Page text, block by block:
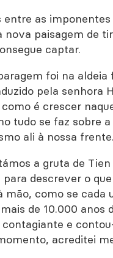
entre as
nova paisagem de
captar.
foi na aldeia
pela senhora
é crescer
tudo se faz sobre
ali à nossa frente.
a gruta de
para descrever o
mão, como se
de 10.000
contagiante e
acreditei